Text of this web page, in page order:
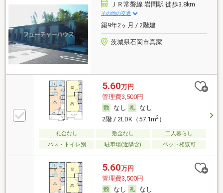
ＪＲ常磐線 岩間駅 徒歩3.8km
その他の交通
築9年2ヶ月 / 2階建
茨城県石岡市真家
5.60万円
管理費3,500円
なし
なし
2階 / 2LDK（57.1m2）
礼金なし 敷金なし
二人暮らし
バス・トイレ別
駐車場(近隣含) ペット相談可
5.60万円
管理費3,500円
なし
なし